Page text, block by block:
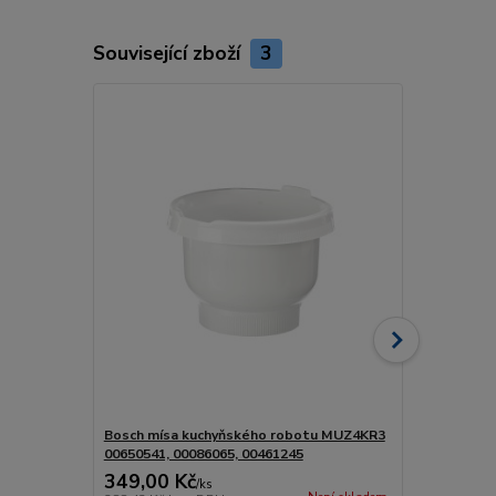
Související zboží 3
Bosch mísa kuchyňského robotu MUZ4KR3
00650541, 00086065, 00461245
349,00 Kč/ks